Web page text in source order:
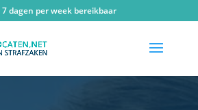
7 dagen per week bereikbaar